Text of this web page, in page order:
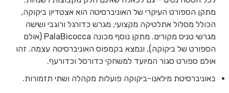
מתקן הספורט העיקרי של האוניברסיטה הוא אצטדיון ביקוקה,
הכולל מסלול אתלטיקה מקצועי, מגרש כדורגל ורוגבי ושישה
מגרשי טניס מקורים. מתקן נוסף מכונה PalaBicocca (אולם
הספורט של ביקוקה), ונמצא בקמפוס האוניברסיטה עצמה. זהו
אולם ספורט סגור המיועד למשחקי כדורסל וכדורעף.
באוניברסיטת מילאנו-ביקוקה פועלות מקהלה ושתי תזמורות.